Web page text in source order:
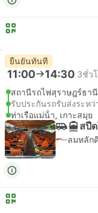
ยืนยันทันที
11:00 14:30 3ชั่ว
สถานีรถไฟสุราษฎร์ธานี
รับประกันรถรับส่งระหว่
ท่าเรือแม่น้ํา, เกาะสมุย
สปี
ลมหลัก